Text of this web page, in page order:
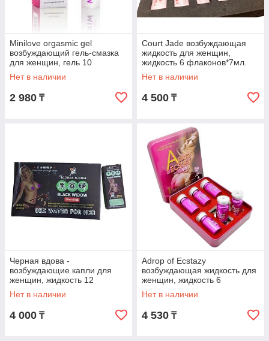
Minilove orgasmic gel
возбуждающий гель-смазка
для женщин, гель 10
мл*1флакон
Нет в наличии
2 980 ₸
Court Jade возбуждающая
жидкость для женщин,
жидкость 6 флаконов*7мл.
Нет в наличии
4 500 ₸
Черная вдова -
возбуждающие капли для
женщин, жидкость 12
флаконов*20мл
Нет в наличии
4 000 ₸
Adrop of Ecstazy
возбуждающая жидкость для
женщин, жидкость 6
флаконов*7мл.
Нет в наличии
4 530 ₸